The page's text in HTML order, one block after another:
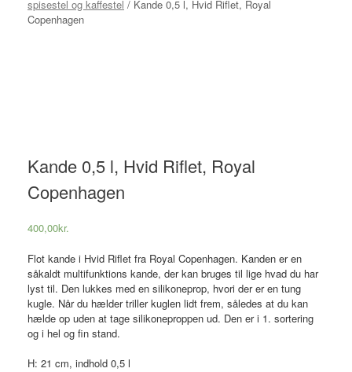
spisestel og kaffestel / Kande 0,5 l, Hvid Riflet, Royal
Copenhagen
Kande 0,5 l, Hvid Riflet, Royal
Copenhagen
400,00kr.
Flot kande i Hvid Riflet fra Royal Copenhagen. Kanden er en
såkaldt multifunktions kande, der kan bruges til lige hvad du har
lyst til. Den lukkes med en silikoneprop, hvori der er en tung
kugle. Når du hælder triller kuglen lidt frem, således at du kan
hælde op uden at tage silikoneproppen ud. Den er i 1. sortering
og i hel og fin stand.
H: 21 cm, indhold 0,5 l